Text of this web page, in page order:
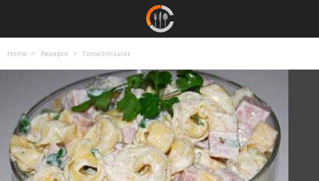
Home Rezepte Tortellinisalat